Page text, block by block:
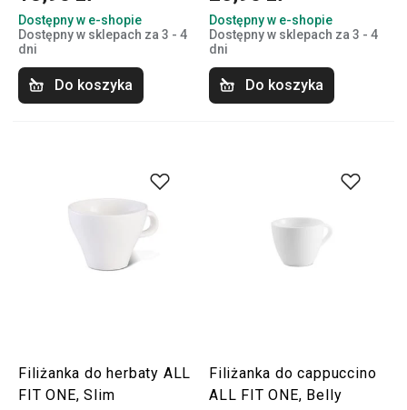
Dostępny w e-shopie
Dostępny w sklepach za 3 - 4
dni
Do koszyka
Dostępny w e-shopie
Dostępny w sklepach za 3 - 4
dni
Do koszyka
Filiżanka do herbaty ALL
FIT ONE, Slim
Filiżanka do cappuccino
ALL FIT ONE, Belly